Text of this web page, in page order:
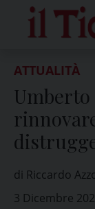
content
ATTUALITÀ
Umberto
di Riccardo
3 Dicembre